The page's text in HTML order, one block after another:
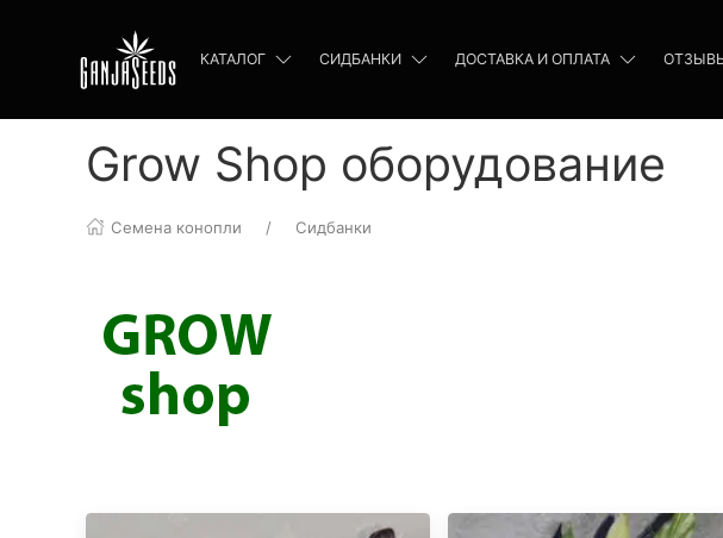
КАТАЛОГ СИДБАНКИ ДОСТАВКА И ОПЛАТА
Grow Shop оборудование
Семена конопли Сидбанки